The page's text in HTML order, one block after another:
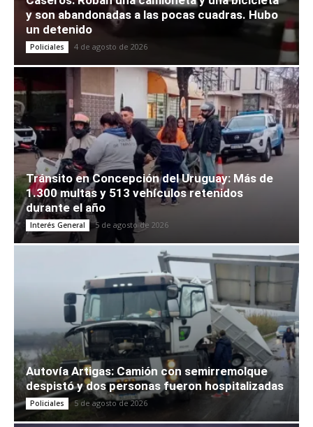
y son abandonadas a las pocas cuadras. Hubo
un detenido
Policiales 4 de agosto de 2026
Tránsito en Concepción del Uruguay: Más de
1.300 multas y 513 vehículos retenidos
durante el año
Interés General 5 de agosto de 2026
Autovía Artigas: Camión con semirremolque
despistó y dos personas fueron hospitalizadas
Policiales 5 de agosto de 2026